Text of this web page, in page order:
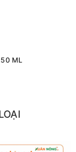
cho hoa hồng
dễ
dạng lỏng (dạng
ML